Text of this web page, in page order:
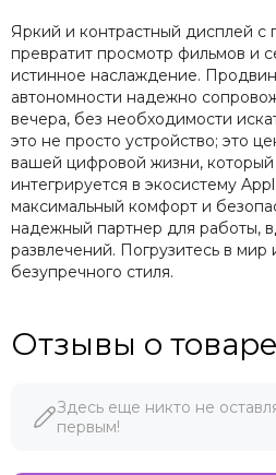
Яркий и контрастный дисплей с
превратит просмотр фильмов и
истинное наслаждение.
автономности надежно
вечера, без необходимости
это не просто устройство; это
вашей цифровой жизни,
интегрируется в экосистему
максимальный комфорт и
надежный партнер для работы,
развлечений. Погрузитесь в мир
безупречного стиля.
Отзывы о товаре
Здесь еще никто не
первым!